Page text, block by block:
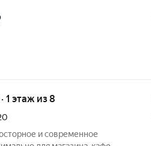
города Объект
1 этаж из 8